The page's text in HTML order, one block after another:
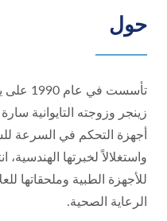
حول
تأسست
أجهزة التحكم في السرعة
للأجهزة الطبية وملحقاتها
الرعاية الصحية.